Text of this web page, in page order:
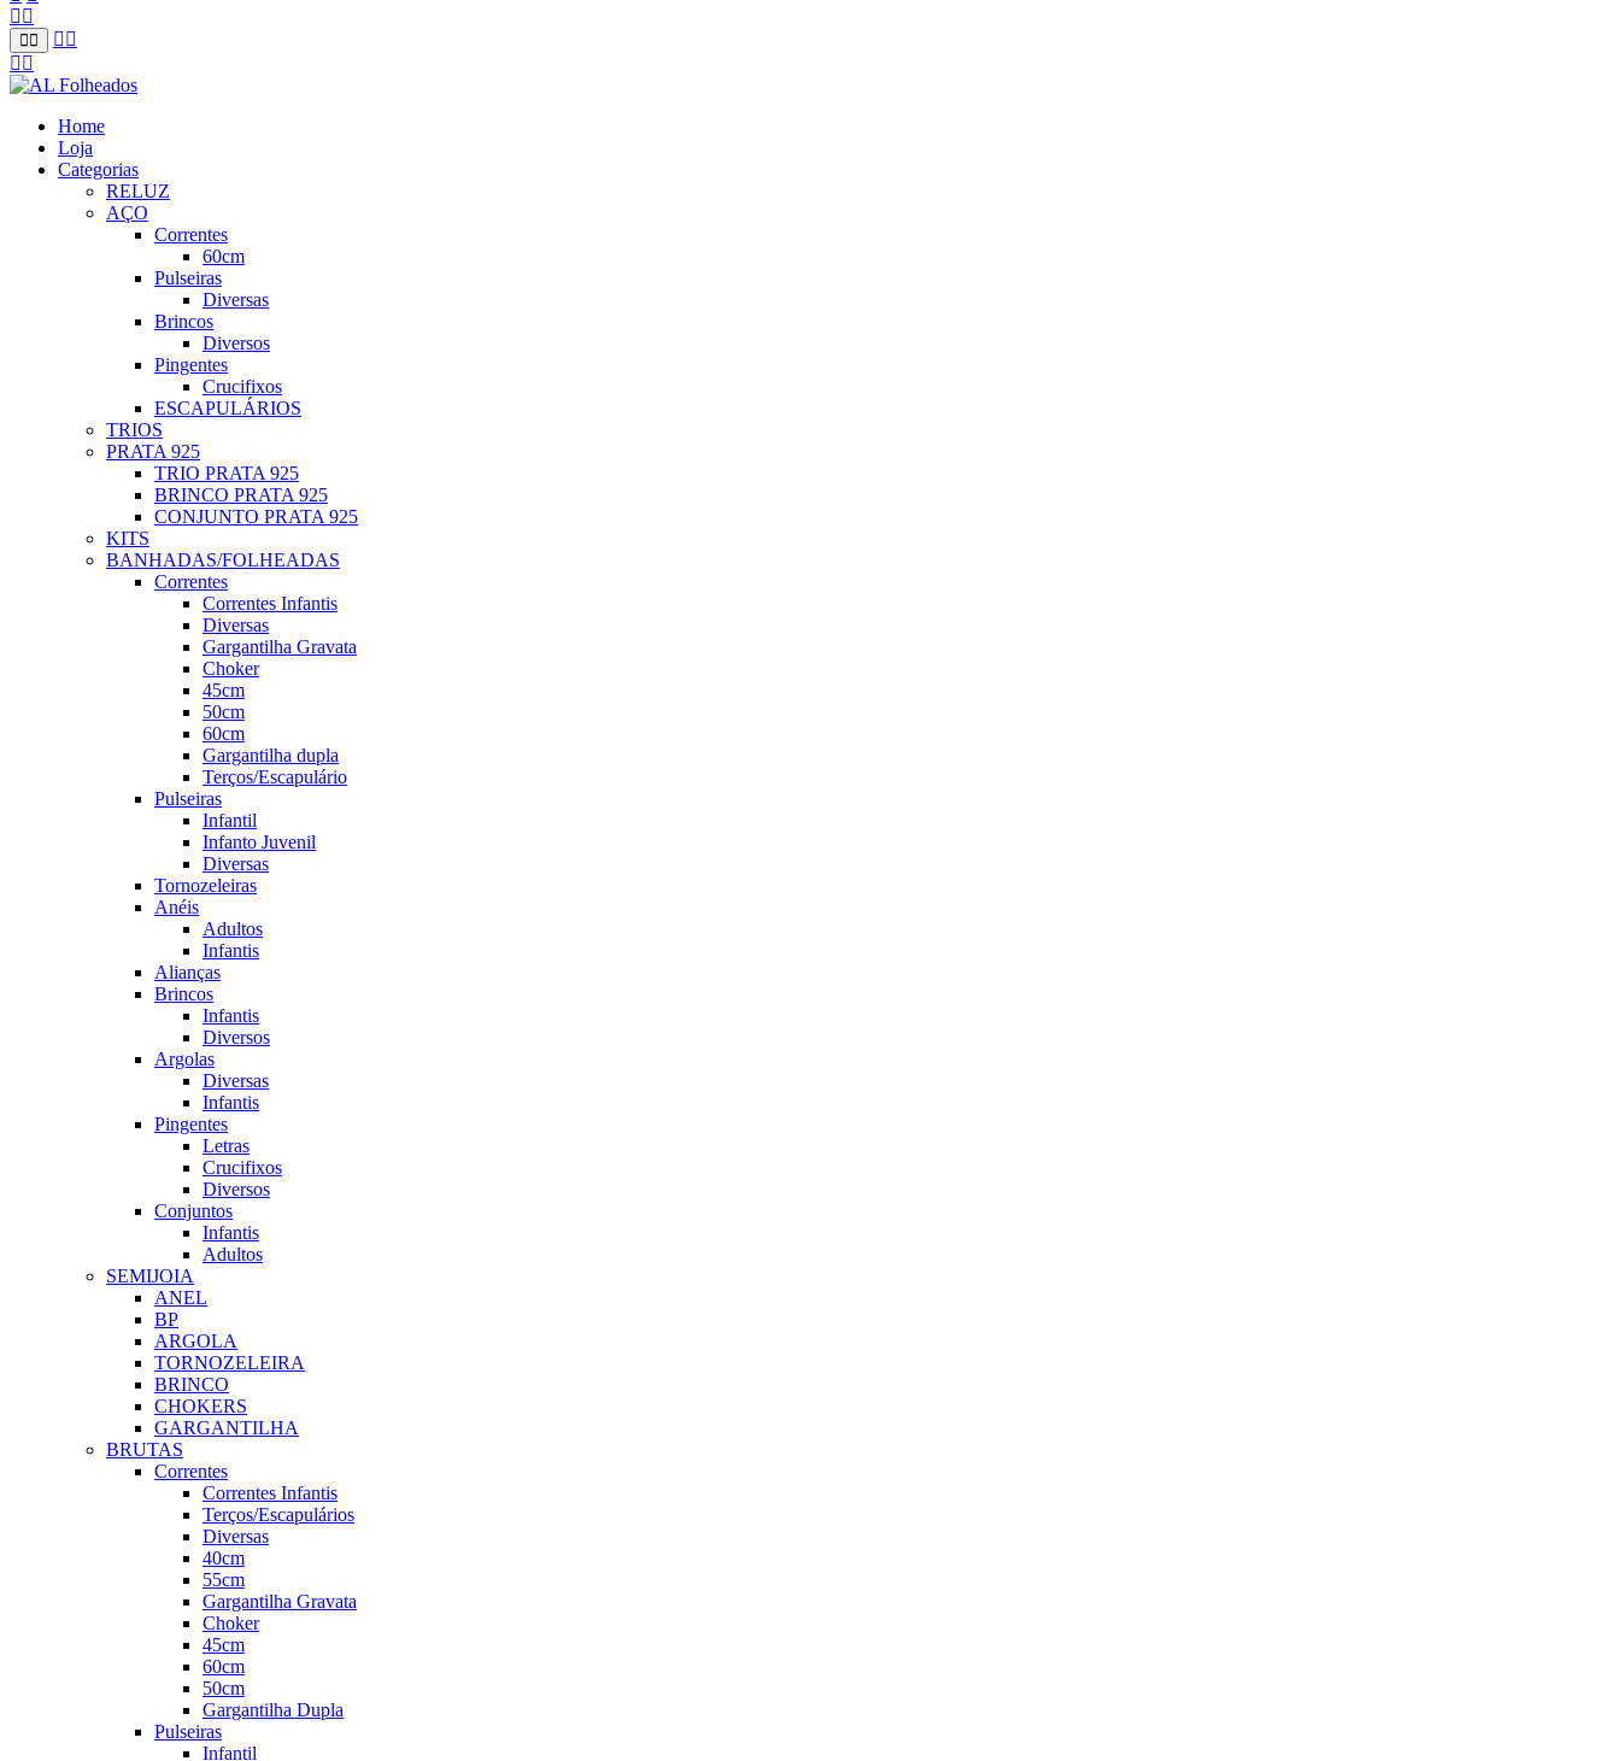
Home
Loja
Categorias
RELUZ
AÇO
Correntes
60cm
Pulseiras
Diversas
Brincos
Diversos
Pingentes
Crucifixos
ESCAPULÁRIOS
TRIOS
PRATA 925
TRIO PRATA 925
BRINCO PRATA 925
CONJUNTO PRATA 925
KITS
BANHADAS/FOLHEADAS
Correntes
Correntes Infantis
Diversas
Gargantilha Gravata
Choker
45cm
50cm
60cm
Gargantilha dupla
Terços/Escapulário
Pulseiras
Infantil
Infanto Juvenil
Diversas
Tornozeleiras
Anéis
Adultos
Infantis
Alianças
Brincos
Infantis
Diversos
Argolas
Diversas
Infantis
Pingentes
Letras
Crucifixos
Diversos
Conjuntos
Infantis
Adultos
SEMIJOIA
ANEL
BP
ARGOLA
TORNOZELEIRA
BRINCO
CHOKERS
GARGANTILHA
BRUTAS
Correntes
Correntes Infantis
Terços/Escapulários
Diversas
40cm
55cm
Gargantilha Gravata
Choker
45cm
60cm
50cm
Gargantilha Dupla
Pulseiras
Infantil